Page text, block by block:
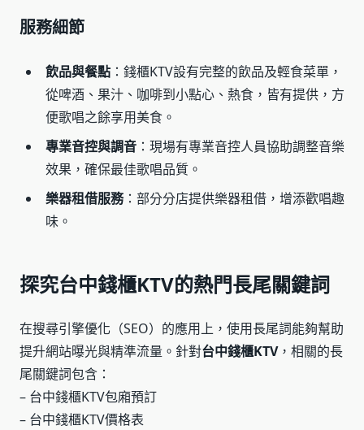
服務細節
飲品與餐點 ：錢櫃KTV設有完整的飲品及輕食菜單，
從啤酒、果汁、咖啡到小點心、熱食，皆有提供，方
便歌唱之餘享用美食。
專業音控與調音 ：現場有專業音控人員協助調整音樂
效果，確保最佳歌唱品質。
樂器租借服務：部分分店提供樂器租借，增添歡唱趣
味。
探究台中錢櫃KTV的熱門長尾關鍵詞
在搜尋引擎優化（SEO）的應用上，使用長尾詞能夠幫助
提升網站曝光與精準流量。針對台中錢櫃KTV，相關的長
尾關鍵詞包含：
– 台中錢櫃KTV包廂預訂
– 台中錢櫃KTV價格表